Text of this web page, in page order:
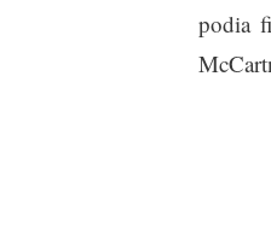
podia